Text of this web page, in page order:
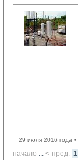
29 июля 2016 года •
начало ... <-пред. 1